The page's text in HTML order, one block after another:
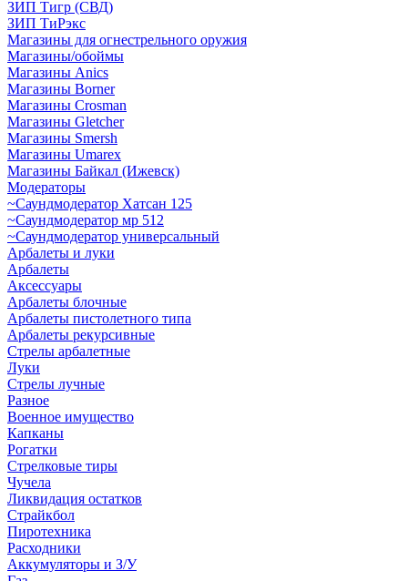
ЗИП Тигр (СВД)
ЗИП ТиРэкс
Магазины для огнестрельного оружия
Магазины/обоймы
Магазины Anics
Магазины Borner
Магазины Crosman
Магазины Gletcher
Магазины Smersh
Магазины Umarex
Магазины Байкал (Ижевск)
Модераторы
~Cаундмодератор Хатсан 125
~Саундмодератор мр 512
~Саундмодератор универсальный
Арбалеты и луки
Арбалеты
Аксессуары
Арбалеты блочные
Арбалеты пистолетного типа
Арбалеты рекурсивные
Стрелы арбалетные
Луки
Стрелы лучные
Разное
Военное имущество
Капканы
Рогатки
Стрелковые тиры
Чучела
Ликвидация остатков
Страйкбол
Пиротехника
Расходники
Аккумуляторы и З/У